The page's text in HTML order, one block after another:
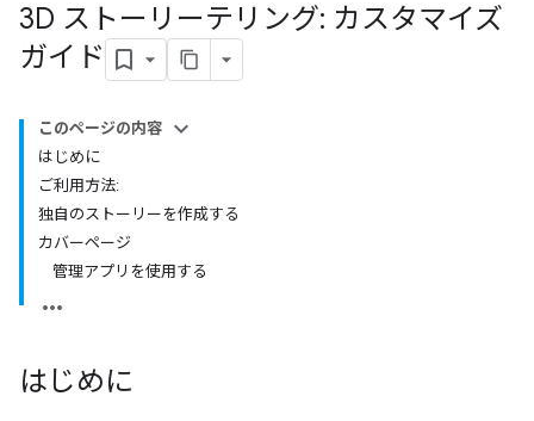
3D ストーリーテリング: カスタマイズ
ガイド
このページの内容
はじめに
ご利用方法:
独自のストーリーを作成する
カバーページ
管理アプリを使用する
はじめに